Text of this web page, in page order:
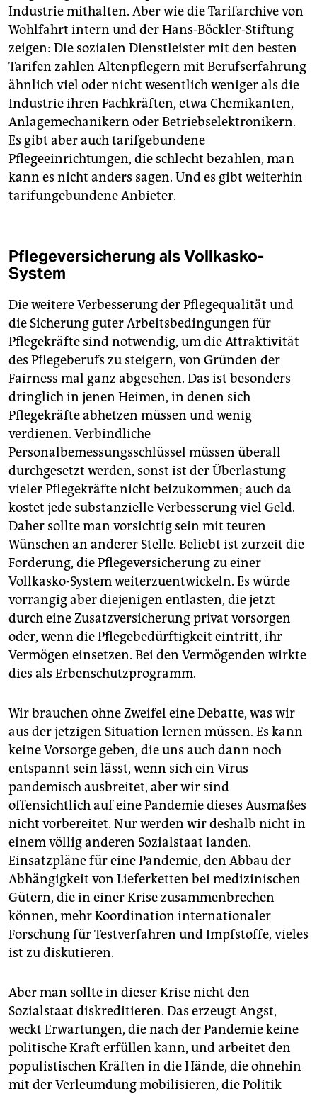
Industrie mithalten. Aber wie die Tarifarchive von
Wohlfahrt intern und der Hans-Böckler-Stiftung
zeigen: Die sozialen Dienstleister mit den besten
Tarifen zahlen Altenpflegern mit Berufserfahrung
ähnlich viel oder nicht wesentlich weniger als die
Industrie ihren Fachkräften, etwa Chemikanten,
Anlagemechanikern oder Betriebselektronikern.
Es gibt aber auch tarifgebundene
Pflegeeinrichtungen, die schlecht bezahlen, man
kann es nicht anders sagen. Und es gibt weiterhin
tarifungebundene Anbieter.
Pflegeversicherung als Vollkasko-
System
Die weitere Verbesserung der Pflegequalität und
die Sicherung guter Arbeitsbedingungen für
Pflegekräfte sind notwendig, um die Attraktivität
des Pflegeberufs zu steigern, von Gründen der
Fairness mal ganz abgesehen. Das ist besonders
dringlich in jenen Heimen, in denen sich
Pflegekräfte abhetzen müssen und wenig
verdienen. Verbindliche
Personalbemessungsschlüssel müssen überall
durchgesetzt werden, sonst ist der Überlastung
vieler Pflegekräfte nicht beizukommen; auch da
kostet jede substanzielle Verbesserung viel Geld.
Daher sollte man vorsichtig sein mit teuren
Wünschen an anderer Stelle. Beliebt ist zurzeit die
Forderung, die Pflegeversicherung zu einer
Vollkasko-System weiterzuentwickeln. Es würde
vorrangig aber diejenigen entlasten, die jetzt
durch eine Zusatzversicherung privat vorsorgen
oder, wenn die Pflegebedürftigkeit eintritt, ihr
Vermögen einsetzen. Bei den Vermögenden wirkte
dies als Erbenschutzprogramm.
Wir brauchen ohne Zweifel eine Debatte, was wir
aus der jetzigen Situation lernen müssen. Es kann
keine Vorsorge geben, die uns auch dann noch
entspannt sein lässt, wenn sich ein Virus
pandemisch ausbreitet, aber wir sind
offensichtlich auf eine Pandemie dieses Ausmaßes
nicht vorbereitet. Nur werden wir deshalb nicht in
einem völlig anderen Sozialstaat landen.
Einsatzpläne für eine Pandemie, den Abbau der
Abhängigkeit von Lieferketten bei medizinischen
Gütern, die in einer Krise zusammenbrechen
können, mehr Koordination internationaler
Forschung für Testverfahren und Impfstoffe, vieles
ist zu diskutieren.
Aber man sollte in dieser Krise nicht den
Sozialstaat diskreditieren. Das erzeugt Angst,
weckt Erwartungen, die nach der Pandemie keine
politische Kraft erfüllen kann, und arbeitet den
populistischen Kräften in die Hände, die ohnehin
mit der Verleumdung mobilisieren, die Politik